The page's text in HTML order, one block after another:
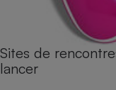
Sites de
lancer